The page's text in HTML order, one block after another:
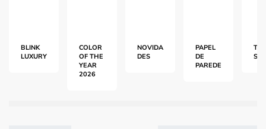
BLINK
LUXURY
COLOR
OF THE
YEAR
2026
NOVIDA
DES
PAPEL
DE
PAREDE
S